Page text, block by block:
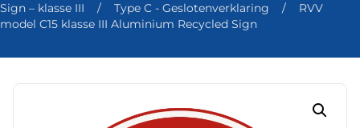
Sign – klasse III
/ Type C - Geslotenverklaring /
RVV
model C15 klasse III Aluminium Recycled Sign